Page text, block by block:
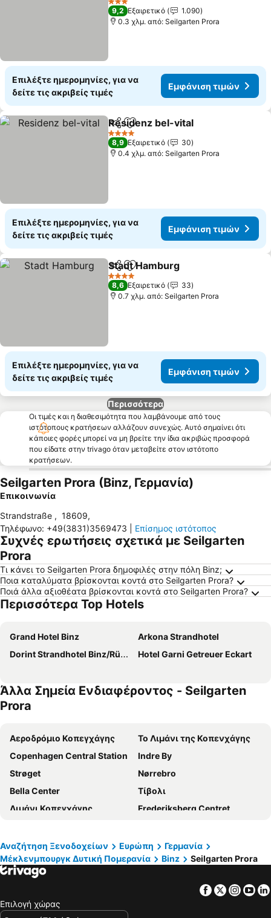
3 Αστέρια
9,2 Εξαιρετικό
1.090
0.3 χλμ. από: Seilgarten Prora
Επιλέξτε ημερομηνίες, για να
δείτε τις ακριβείς τιμές
Εμφάνιση τιμών
Κοινοποίηση
Προσθήκη στα αγαπημένα
Residenz bel-vital
4 Αστέρια
8,9 Εξαιρετικό
30
0.4 χλμ. από: Seilgarten Prora
Επιλέξτε ημερομηνίες, για να
δείτε τις ακριβείς τιμές
Εμφάνιση τιμών
Κοινοποίηση
Προσθήκη στα αγαπημένα
Stadt Hamburg
4 Αστέρια
8,6 Εξαιρετικό
33
0.7 χλμ. από: Seilgarten Prora
Επιλέξτε ημερομηνίες, για να
δείτε τις ακριβείς τιμές
Εμφάνιση τιμών
Περισσότερα
Οι τιμές και η διαθεσιμότητα που λαμβάνουμε από τους
ιστότοπους κρατήσεων αλλάζουν συνεχώς. Αυτό σημαίνει ότι
κάποιες φορές μπορεί να μη βρείτε την ίδια ακριβώς προσφορά
που είδατε στην trivago όταν μεταβείτε στον ιστότοπο
κρατήσεων.
Seilgarten Prora (Binz, Γερμανία)
Επικοινωνία
Strandstraße , 18609,
Τηλέφωνο: +49(3831)3569473 Επίσημος ιστότοπος
Συχνές ερωτήσεις σχετικά με Seilgarten
Prora
Τι κάνει το Seilgarten Prora δημοφιλές στην πόλη Binz;
Ποια καταλύματα βρίσκονται κοντά στο Seilgarten Prora?
Ποιά άλλα αξιοθέατα βρίσκονται κοντά στο Seilgarten Prora?
Περισσότερα Top Hotels
Grand Hotel Binz
Arkona Strandhotel
Dorint Strandhotel Binz/Rügen
Hotel Garni Getreuer Eckart
Άλλα Σημεία Ενδιαφέροντος - Seilgarten
Prora
Αεροδρόμιο Κοπεγχάγης
Το Λιμάνι της Κοπενχάγης
Copenhagen Central Station
Indre By
Strøget
Nørrebro
Bella Center
Τίβολι
Λιμάνι Κοπεγχάγης
Frederiksberg Centret
Nørreport station
Warnemünde Lighthouse
Malmö Centralstation
Kulturen
Ørestad
Zur Kogge
Αναζήτηση Ξενοδοχείων Ευρώπη
Γερμανία
Μέκλενμπουργκ Δυτική Πομερανία
Binz Seilgarten Prora
Facebook
Twitter
Επιλογή χώρας